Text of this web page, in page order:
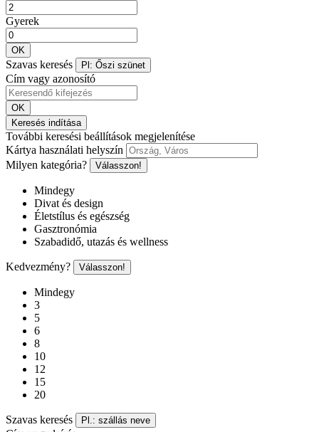
Gyerek
OK
Szavas keresés Pl: Őszi szünet
Cím vagy azonosító
OK
Keresés indítása
További keresési beállítások megjelenítése
Kártya használati helyszín
Milyen kategória?
Válasszon!
Mindegy
Divat és design
Életstílus és egészség
Gasztronómia
Szabadidő, utazás és wellness
Kedvezmény? Válasszon!
Mindegy
3
5
6
8
10
12
15
20
Szavas keresés Pl.: szállás neve